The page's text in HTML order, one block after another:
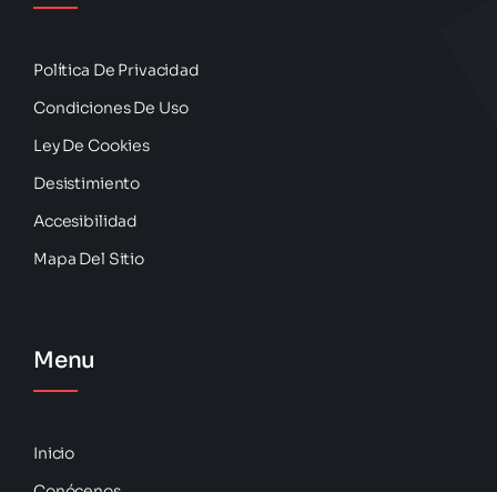
Política De Privacidad
Condiciones De Uso
Ley De Cookies
Desistimiento
Accesibilidad
Mapa Del Sitio
Menu
Inicio